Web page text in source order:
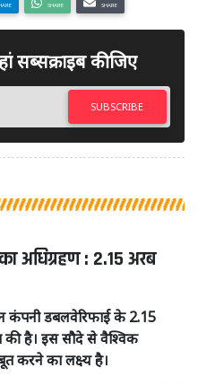
SHARE SHARE
सब्सक्राइब कीजिए
SUBSCRIBE
अधिग्रहण : 2.15 अरब
कंपनी डबलवेरिफाई के 2.15
है। इस सौदे से वैश्विक
करने का लक्ष्य है।